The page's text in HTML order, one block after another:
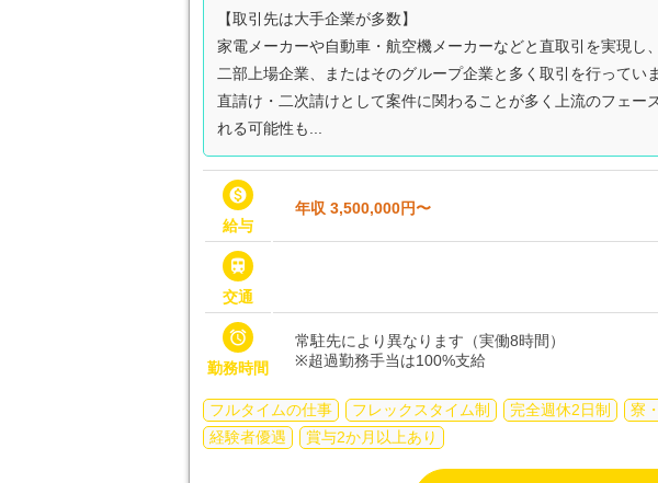
【取引先は大手企業が多数】
家電メーカーや自動車・航空機メーカーなどと直取引を実現し
二部上場企業、またはそのグループ企業と多く取引を行っていま
直請け・二次請けとして案件に関わることが多く上流のフェー
れる可能性も...

給与
年収 3,500,000円〜

交通

勤務時間
常駐先により異なります（実働8時間）
※超過勤務手当は100%支給
フルタイムの仕事 フレックスタイム制 完全週休2日制 寮
経験者優遇
賞与2か月以上あり